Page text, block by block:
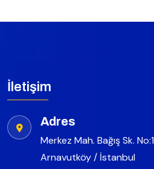
İletişim
Adres
Merkez Mah. Bağış Sk. No:1
Arnavutköy / İstanbul